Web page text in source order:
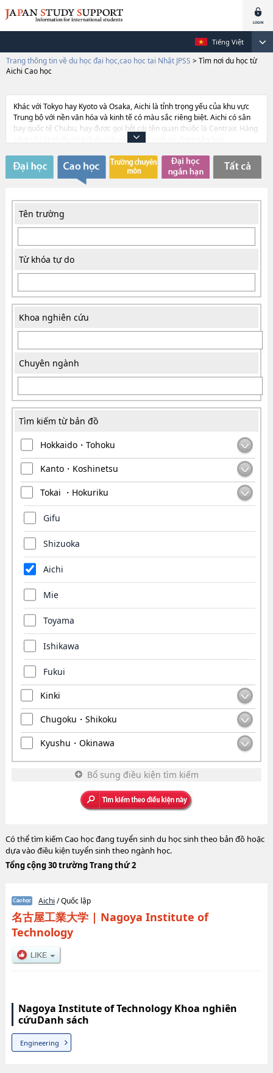
Tiếng Việt
Trang thông tin về du học đại học,cao học tại Nhật JPSS > Tìm nơi du học từ
Aichi Cao học
Khác với Tokyo hay Kyoto và Osaka, Aichi là tỉnh trọng yếu của khu vực
Trung bộ với nền văn hóa và kinh tế có màu sắc riêng biệt. Aichi có sân
bay quốc tế Chubu, hay được gọi bởi cái tên quan thuộc là Centrair. Hàng
năm có rất nhiều khách du lịch và du học sinh sử dụng sân bay
lợi với nhiều hệ thống tàu điện ngầm. Aichi còn tập trung nhiều doanh
nghiệp trong ngành sản xuất ô tô, và chính vì vậy tỉnh có chế độ học bổng
dành cho các du học sinh học những chuyên ngành liên quan đến sản
Tên trường
Từ khóa tự do
Khoa nghiên cứu
Chuyên ngành
Tìm kiếm từ bản đồ
Hokkaido・Tohoku
Kanto・Koshinetsu
Tokai ・Hokuriku
Gifu
Shizuoka
Aichi
Mie
Toyama
Ishikawa
Fukui
Kinki
Chugoku・Shikoku
Kyushu・Okinawa
Bổ sung điều kiện tìm kiếm
Có thể tìm kiếm Cao học đang tuyển sinh du học sinh theo bản đồ hoặc
dựa vào điều kiện tuyển sinh theo ngành học.
Tổng cộng 30 trường Trang thứ 2
Aichi / Quốc lập
名古屋工業大学| Nagoya Institute of
Technology
Nagoya Institute of Technology Khoa nghiên
cứuDanh sách
Engineering